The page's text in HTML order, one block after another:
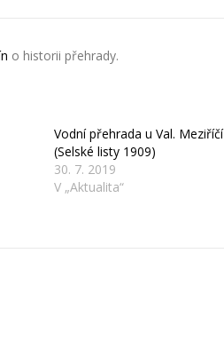
o historii přehrady.
Vodní přehrada u Val. Meziříčí
(Selské listy 1909)
30. 7. 2019
V „Aktualita“